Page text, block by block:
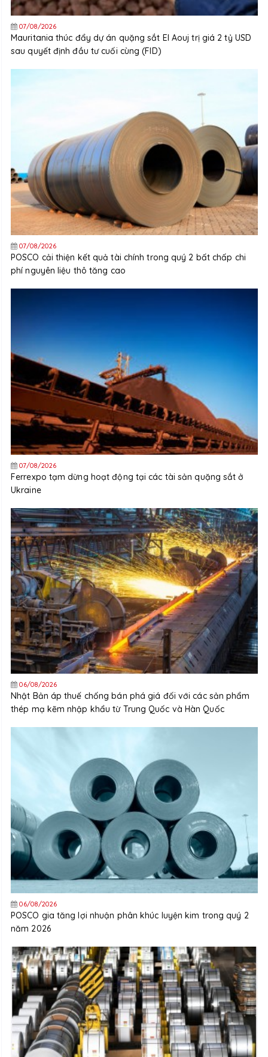
07/08/2026
Mauritania thúc đẩy dự án quặng sắt El Aouj trị giá 2 tỷ USD
sau quyết định đầu tư cuối cùng (FID)
07/08/2026
POSCO cải thiện kết quả tài chính trong quý 2 bất chấp chi
phí nguyên liệu thô tăng cao
07/08/2026
Ferrexpo tạm dừng hoạt động tại các tài sản quặng sắt ở
Ukraine
06/08/2026
Nhật Bản áp thuế chống bán phá giá đối với các sản phẩm
thép mạ kẽm nhập khẩu từ Trung Quốc và Hàn Quốc
06/08/2026
POSCO gia tăng lợi nhuận phân khúc luyện kim trong quý 2
năm 2026